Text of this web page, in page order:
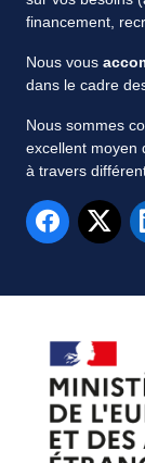
financement,
Nous vous
dans le cadre
Nous sommes
excellent moyen
à travers